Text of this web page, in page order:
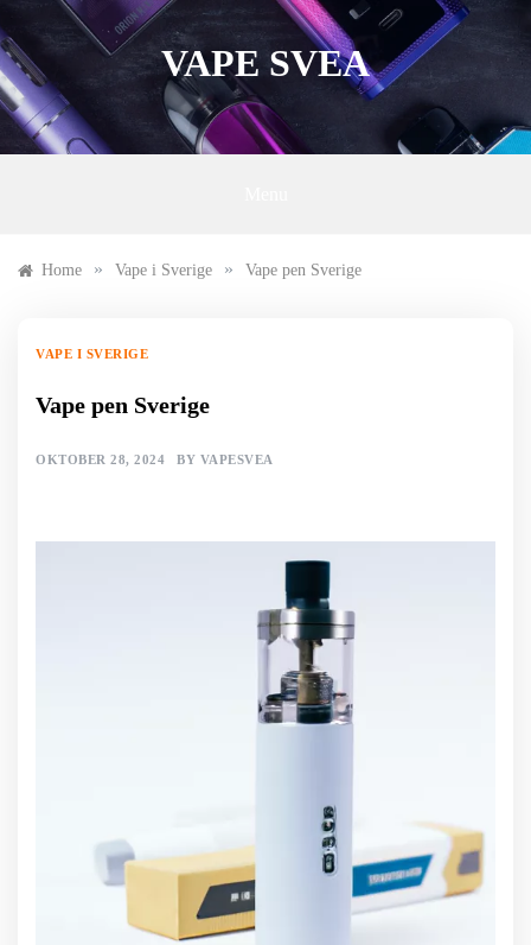
to
content
VAPE SVEA
Home » Vape i Sverige » Vape pen Sverige
VAPE I SVERIGE
Vape pen Sverige
OKTOBER 28, 2024 BY VAPESVEA